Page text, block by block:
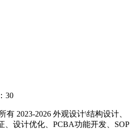
30
有 2023-2026 外观设计\结构设计、
、设计优化、PCBA功能开发、SOP